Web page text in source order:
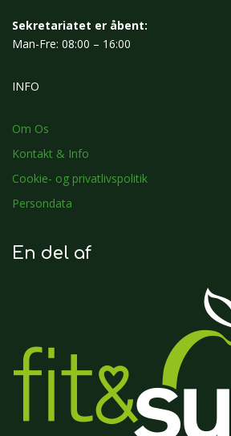
Sekretariatet er åbent:
Man-Fre: 08:00 – 16:00
INFO
Om Os
Kontakt & Info
Cookie- og privatlivspolitik
Persondata
En del af